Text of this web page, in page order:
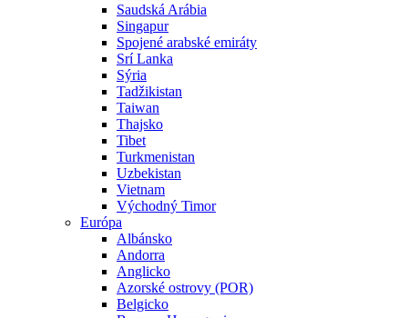
Saudská Arábia
Singapur
Spojené arabské emiráty
Srí Lanka
Sýria
Tadžikistan
Taiwan
Thajsko
Tibet
Turkmenistan
Uzbekistan
Vietnam
Východný Timor
Európa
Albánsko
Andorra
Anglicko
Azorské ostrovy (POR)
Belgicko